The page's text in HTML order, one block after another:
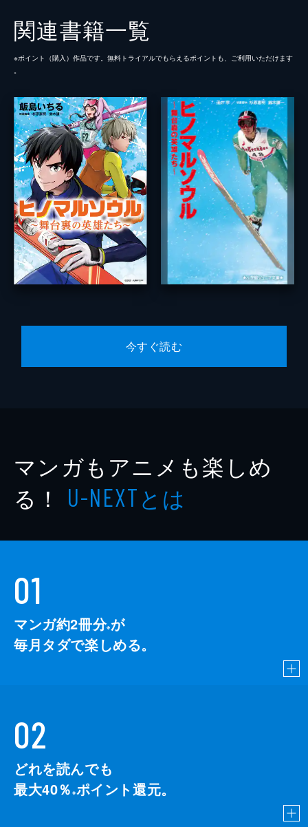
関連書籍一覧
※ポイント（購⼊）作品です。無料トライアルでもらえるポイントも、ご利⽤いただけます
今すぐ読む
マンガもアニメも楽しめ
る！ U-NEXTとは
01
マンガ約2冊分※が
毎月タダで楽しめる。
02
どれを読んでも
最大40％ ※ポイント還元。